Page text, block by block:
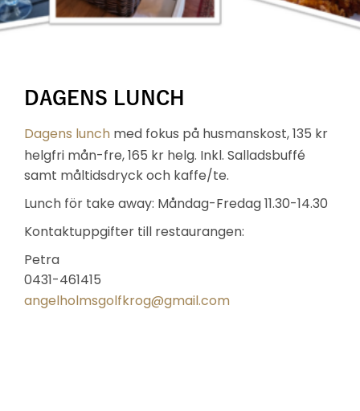
DAGENS LUNCH
Dagens lunch med fokus på husmanskost, 135 kr
helgfri mån-fre, 165 kr helg. Inkl. Salladsbuffé
samt måltidsdryck och kaffe/te.
Lunch för take away: Måndag-Fredag 11.30-14.30
Kontaktuppgifter till restaurangen:
Petra
0431-461415
angelholmsgolfkrog@gmail.com